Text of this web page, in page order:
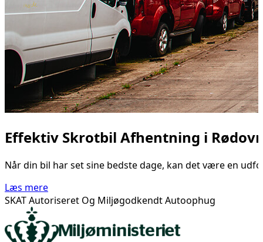
Effektiv Skrotbil Afhentning i
Når din bil har set sine bedste dage, kan det være en
Læs mere
SKAT Autoriseret Og Miljøgodkendt Autoophug